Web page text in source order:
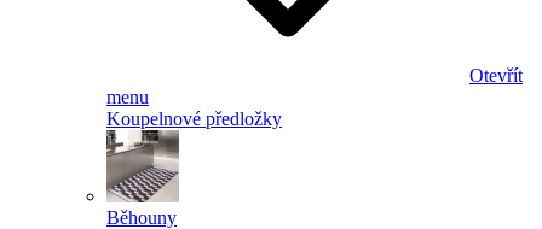
Otevřít
menu
Koupelnové předložky
Běhouny